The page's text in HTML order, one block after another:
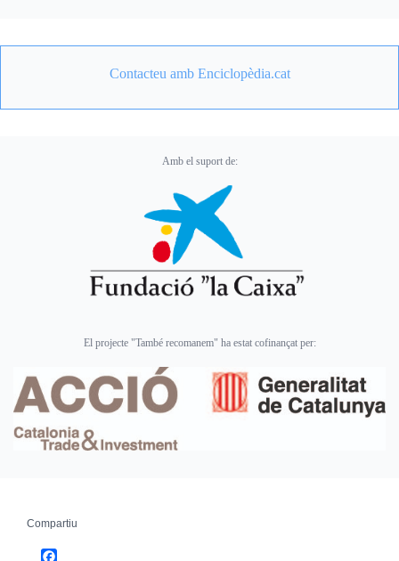
Contacteu amb Enciclopèdia.cat
Amb el suport de:
El projecte "També recomanem" ha estat cofinançat per:
Compartiu